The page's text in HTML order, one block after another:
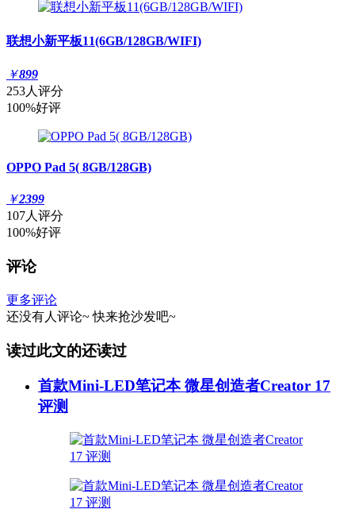
联想小新平板11(6GB/128GB/WIFI)
￥899
253人评分
100%好评
OPPO Pad 5( 8GB/128GB)
￥2399
107人评分
100%好评
评论
更多评论
还没有人评论~ 快来抢沙发吧~
读过此文的还读过
首款Mini-LED笔记本 微星创造者Creator 17
评测